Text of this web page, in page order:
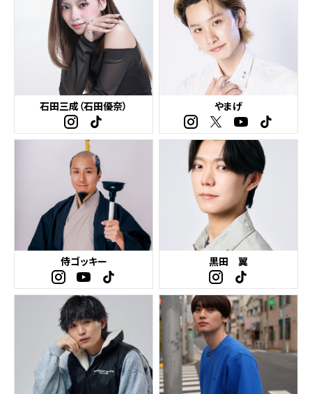
石田三成（石田優奈） やまげ
侍ゴッキー 黒田 翼